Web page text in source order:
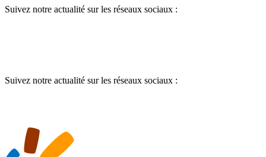
Suivez notre actualité sur les réseaux sociaux :
Suivez notre actualité sur les réseaux sociaux :